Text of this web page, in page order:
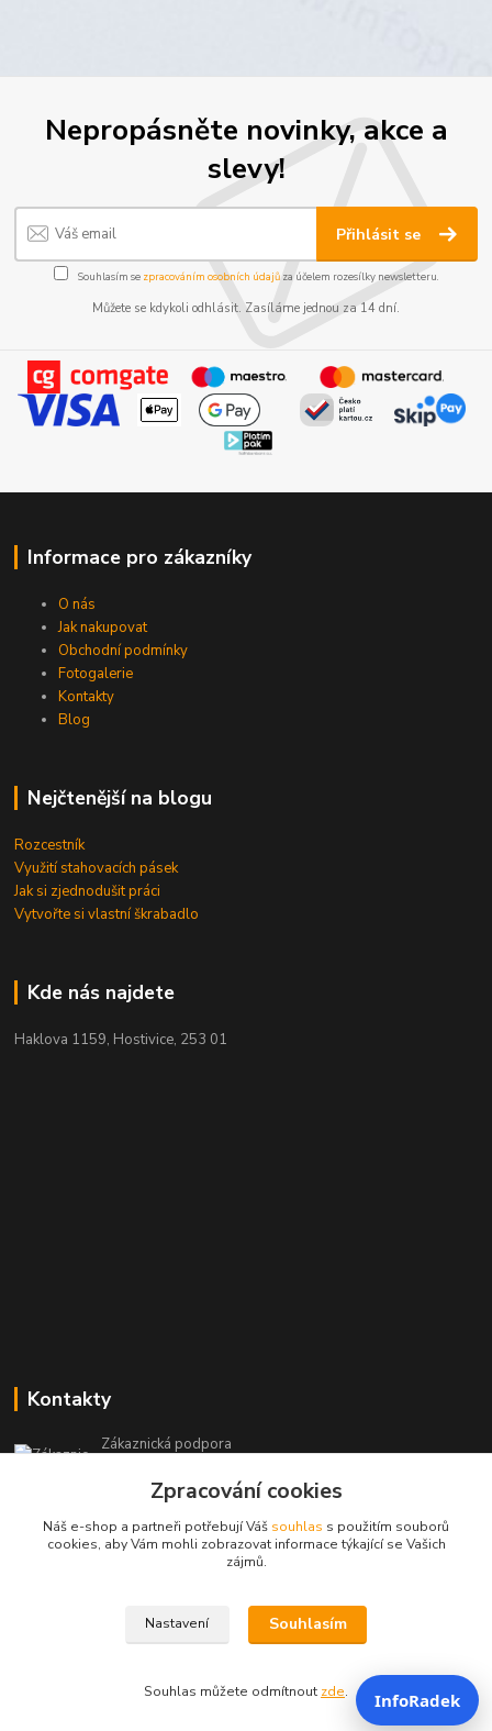
Nepropásněte novinky, akce a
slevy!
Přihlásit se
Souhlasím se zpracováním osobních údajůza účelem rozesílky newsletteru.
Můžete se kdykoli odhlásit. Zasíláme jednou za 14 dní.
Informace pro zákazníky
O nás
Jak nakupovat
Obchodní podmínky
Fotogalerie
Kontakty
Blog
Nejčtenější na blogu
Rozcestník
Využití stahovacích pásek
Jak si zjednodušit práci
Vytvořte si vlastní škrabadlo
Kde nás najdete
Haklova 1159, Hostivice, 253 01
Kontakty
Zákaznická podpora
(Po-Pá, 9-19 hod.)
info@infoproinfo.cz
RadovanCZ 2023-25
Eshop-rychle.cz
Zpracování cookies
Náš e-shop a partneři potřebují Váš souhlas s použitím souborů
cookies, aby Vám mohli zobrazovat informace týkající se Vašich
zájmů.
Nastavení Souhlasím
Souhlas můžete odmítnout zde. InfoRadek